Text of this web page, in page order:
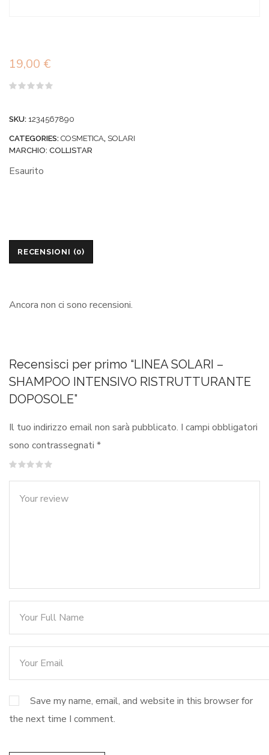
19,00 €
5
SKU: 1234567890
CATEGORIES: COSMETICA, SOLARI
MARCHIO: COLLISTAR
Esaurito
RECENSIONI (0)
Ancora non ci sono recensioni.
Recensisci per primo “LINEA SOLARI –
SHAMPOO INTENSIVO RISTRUTTURANTE
DOPOSOLE”
Il tuo indirizzo email non sarà pubblicato. I campi obbligatori
sono contrassegnati *
Save my name, email, and website in this browser for
the next time I comment.